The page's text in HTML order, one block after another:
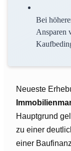
Bei
Ansparen
Neueste
Hauptgrund
zu einer
einer